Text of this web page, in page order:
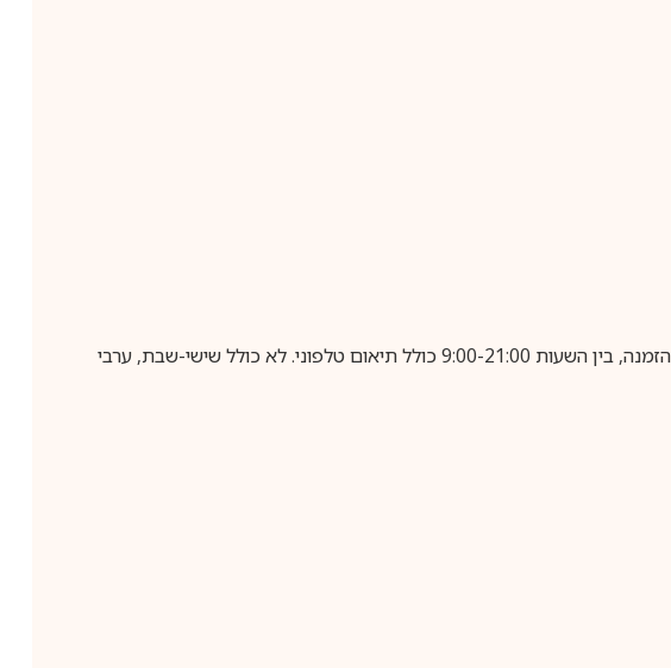
בביצוע הזמנה עד השעה 10:00 בימים א-ה, קבלת המשלוח תבוצע עד חמישה ימי עסקים מיום שלאחר ביצוע ההזמנה, בין השעות 9:00-21:00 כולל תיאום טלפוני. לא כולל שישי-שבת, ערבי